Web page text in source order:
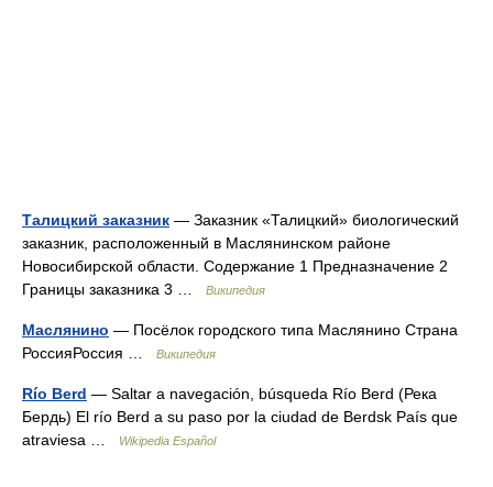
Талицкий заказник — Заказник «Талицкий» биологический
заказник, расположенный в Маслянинском районе
Новосибирской области. Содержание 1 Предназначение 2
Границы заказника 3 …
Википедия
Маслянино — Посёлок городского типа Маслянино Страна
РоссияРоссия …
Википедия
Río Berd — Saltar a navegación, búsqueda Río Berd (Река
Бердь) El río Berd a su paso por la ciudad de Berdsk País que
atraviesa …
Wikipedia Español